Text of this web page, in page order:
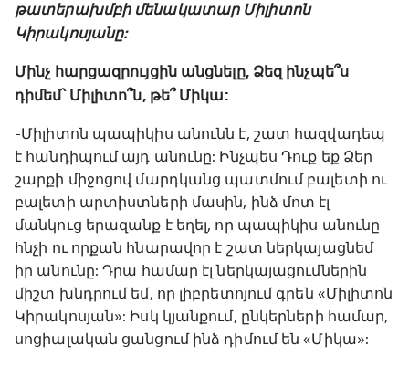
թատերախմբի մենակատար Միլիտոն
Կիրակոսյանը:
Մինչ հարցազրույցին անցնելը, Ձեզ ինչպե՞ս
դիմեմ՝ Միլիտո՞ն, թե՞ Միկա:
-Միլիտոն պապիկիս անունն է, շատ հազվադեպ
է հանդիպում այդ անունը: Ինչպես Դուք եք Ձեր
շարքի միջոցով մարդկանց պատմում բալետի ու
բալետի արտիստների մասին, ինձ մոտ էլ
մանկուց երազանք է եղել, որ պապիկիս անունը
հնչի ու որքան հնարավոր է շատ ներկայացնեմ
իր անունը: Դրա համար էլ ներկայացումներին
միշտ խնդրում եմ, որ լիբրետոյում գրեն «Միլիտոն
Կիրակոսյան»: Իսկ կյանքում, ընկերների համար,
սոցիալական ցանցում ինձ դիմում են «Միկա»: